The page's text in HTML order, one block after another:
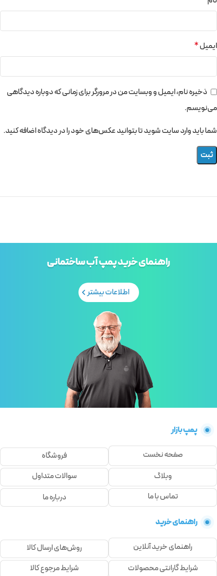
ایمیل*
ذخیره نام، ایمیل و وبسایت من در مرورگر برای زمانی که دوباره دیدگاهی
می‌نویسم.
شما باید وارد سایت شوید تا بتوانید عکس‌های خود را در دیدگاه اضافه کنید.
راهنمای خرید پمپ آب ساختمانی
اطلاعات بیشتر
پمپ بازار
صفحه نخست
فروشگاه
وبلاگ
سوالات متداول
تماس با ما
درباره ما
راهنمای خرید
راهنمای خرید آنلاین
روش‌های ارسال کالا
شرایط گارانتی محصولات
شرایط مرجوع کالا